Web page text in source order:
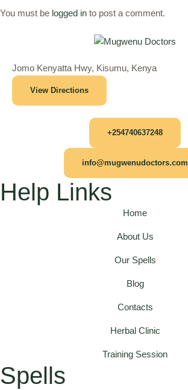
You must be logged in to post a comment.
Jomo Kenyatta Hwy, Kisumu, Kenya
View Directions
+254740637248
info@mugwenudoctors.com
Help Links
Home
About Us
Our Spells
Blog
Contacts
Herbal Clinic
Training Session
Spells